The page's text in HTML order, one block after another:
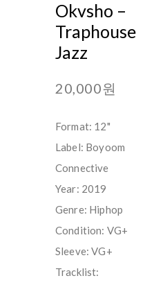
Okvsho ‎–
Traphouse
Jazz
20,000원
Format: 12"
Label: Boyoom
Connective
Year: 2019
Genre: Hiphop
Condition: VG+
Sleeve: VG+
Tracklist: